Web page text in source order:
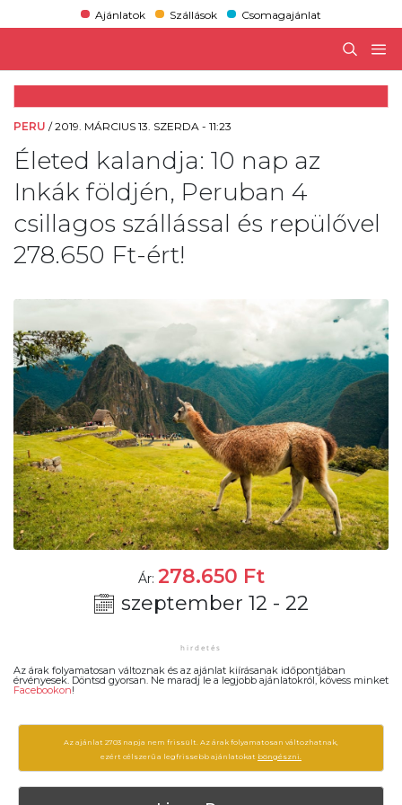
Ajánlatok Szállások Csomagajánlat
PERU /2019. MÁRCIUS 13. SZERDA - 11:23
Életed kalandja: 10 nap az
Inkák földjén, Peruban 4
csillagos szállással és repülővel
278.650 Ft-ért!
Ár: 278.650 Ft
szeptember 12 - 22
Az árak folyamatosan változnak és az ajánlat kiírásanak időpontjában
érvényesek. Döntsd gyorsan. Ne maradj le a legjobb ajánlatokról, kövess minket
Facebookon!
Az ajánlat 2703 napja nem frissült. Az árak folyamatosan változhatnak,
ezért célszerű a legfrissebb ajánlatokat böngészni.